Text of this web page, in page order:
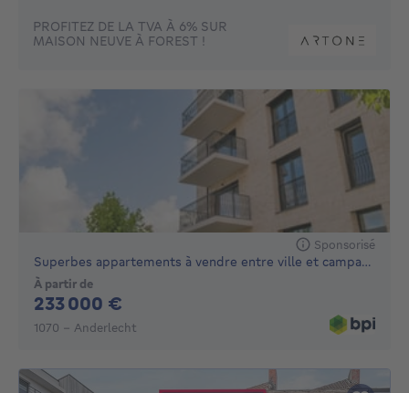
PROFITEZ DE LA TVA À 6% SUR
MAISON NEUVE À FOREST !
Sponsorisé
Superbes appartements à vendre entre ville et campagne
À partir de
233 000 €
1070 - Anderlecht